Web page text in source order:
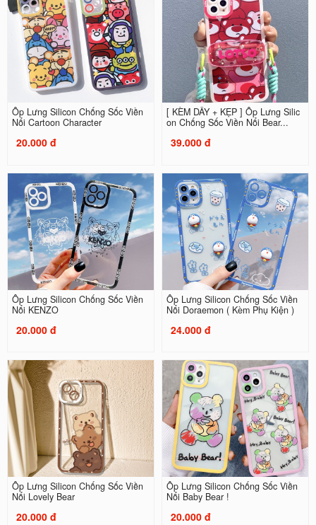
Ốp Lưng Silicon Chống Sốc Viền
Nổi Cartoon Character
20.000 đ
[ KÈM DÂY + KẸP ] Ốp Lưng Silic
on Chống Sốc Viền Nổi Bear...
39.000 đ
Ốp Lưng Silicon Chống Sốc Viền
Nổi KENZO
20.000 đ
Ốp Lưng Silicon Chống Sốc Viền
Nổi Doraemon ( Kèm Phụ Kiện )
24.000 đ
Ốp Lưng Silicon Chống Sốc Viền
Nổi Lovely Bear
20.000 đ
Ốp Lưng Silicon Chống Sốc Viền
Nổi Baby Bear !
20.000 đ